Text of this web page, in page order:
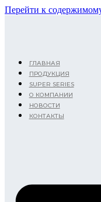
Перейти к
ГЛАВНАЯ
ПРОДУКЦИЯ
SUPER SERIES
О КОМПАНИИ
НОВОСТИ
КОНТАКТЫ